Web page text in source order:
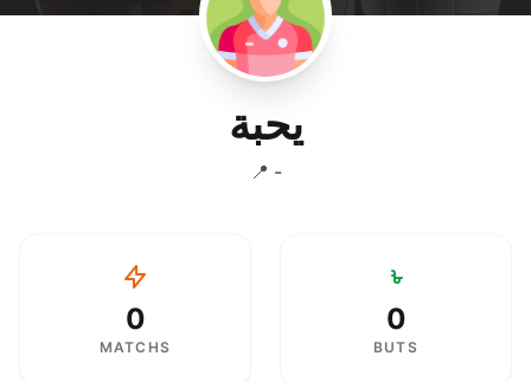
يحبة
📍 -
0
MATCHS
0
BUTS